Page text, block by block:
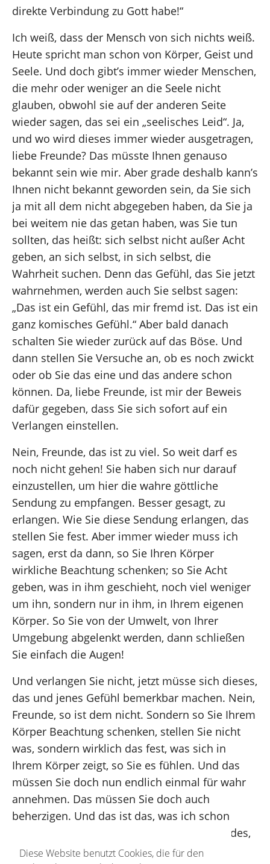
Diese Website benutzt Cookies, die für den
direkte Verbindung zu Gott habe!“
Ich weiß, dass der Mensch von sich nichts weiß.
Heute spricht man schon von Körper, Geist und
Seele. Und doch gibt’s immer wieder Menschen,
die mehr oder weniger an die Seele nicht
glauben, obwohl sie auf der anderen Seite
wieder sagen, das sei ein „seelisches Leid“. Ja,
und wo wird dieses immer wieder ausgetragen,
liebe Freunde? Das müsste Ihnen genauso
bekannt sein wie mir. Aber grade deshalb kann’s
Ihnen nicht bekannt geworden sein, da Sie sich
ja mit all dem nicht abgegeben haben, da Sie ja
bei weitem nie das getan haben, was Sie tun
sollten, das heißt: sich selbst nicht außer Acht
geben, an sich selbst, in sich selbst, die
Wahrheit suchen. Denn das Gefühl, das Sie jetzt
wahrnehmen, werden auch Sie selbst sagen:
„Das ist ein Gefühl, das mir fremd ist. Das ist ein
ganz komisches Gefühl.“ Aber bald danach
schalten Sie wieder zurück auf das Böse. Und
dann stellen Sie Versuche an, ob es noch zwickt
oder ob Sie das eine und das andere schon
können. Da, liebe Freunde, ist mir der Beweis
dafür gegeben, dass Sie sich sofort auf ein
Verlangen einstellen.
Nein, Freunde, das ist zu viel. So weit darf es
noch nicht gehen! Sie haben sich nur darauf
einzustellen, um hier die wahre göttliche
Sendung zu empfangen. Besser gesagt, zu
erlangen. Wie Sie diese Sendung erlangen, das
stellen Sie fest. Aber immer wieder muss ich
sagen, erst da dann, so Sie Ihren Körper
wirkliche Beachtung schenken; so Sie Acht
geben, was in ihm geschieht, noch viel weniger
um ihn, sondern nur in ihm, in Ihrem eigenen
Körper. So Sie von der Umwelt, von Ihrer
Umgebung abgelenkt werden, dann schließen
Sie einfach die Augen!
Und verlangen Sie nicht, jetzt müsse sich dieses,
das und jenes Gefühl bemerkbar machen. Nein,
Freunde, so ist dem nicht. Sondern so Sie Ihrem
Körper Beachtung schenken, stellen Sie nicht
was, sondern wirklich das fest, was sich in
Ihrem Körper zeigt, so Sie es fühlen. Und das
müssen Sie doch nun endlich einmal für wahr
annehmen. Das müssen Sie doch auch
beherzigen. Und das ist das, was ich schon
sagte, dass Sie sagen: „Das ist mir ein fremdes,
das ist mir ein komisches Gefühl!“ Ja, es ist